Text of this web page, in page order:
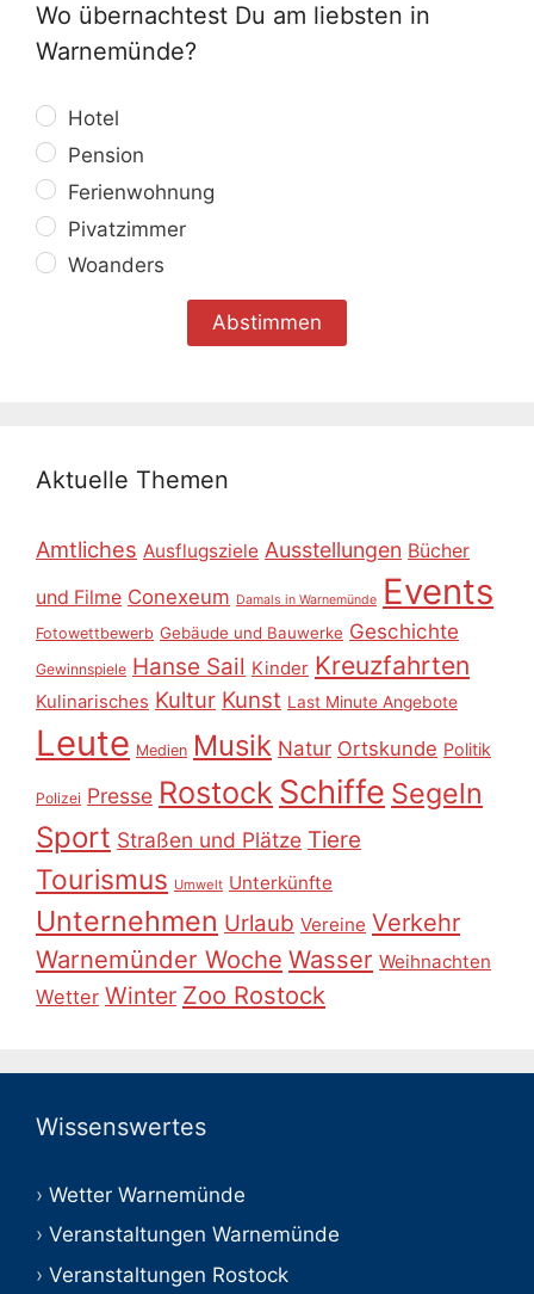
Wo übernachtest Du am liebsten in
Warnemünde?
Hotel
Pension
Ferienwohnung
Pivatzimmer
Woanders
Aktuelle Themen
Amtliches Ausflugsziele Ausstellungen Bücher
und Filme Conexeum Damals in Warnemünde Events
Fotowettbewerb Gebäude und Bauwerke Geschichte
Gewinnspiele Hanse Sail Kinder Kreuzfahrten
Kulinarisches Kultur Kunst Last Minute Angebote
Leute Medien Musik Natur Ortskunde Politik
Polizei Presse Rostock Schiffe Segeln
Sport Straßen und Plätze Tiere
Tourismus Umwelt Unterkünfte
Unternehmen Urlaub Vereine Verkehr
Warnemünder Woche Wasser Weihnachten
Wetter Winter Zoo Rostock
Wissenswertes
Wetter Warnemünde
Veranstaltungen Warnemünde
Veranstaltungen Rostock